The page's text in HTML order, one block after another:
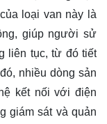
loại van này là
giúp người sử
liên tục, từ đó tiết
nhiều dòng sản
kết nối với điện
giám sát và quản